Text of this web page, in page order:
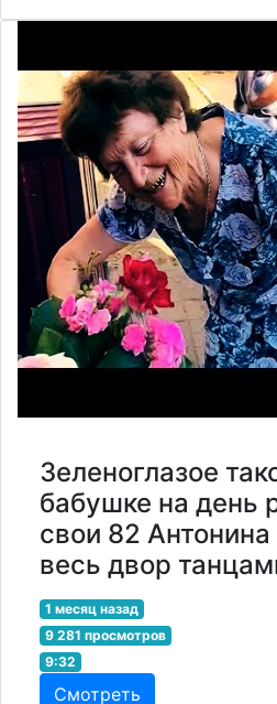
Зеленоглазое
бабушке на день
свои 82
весь двор
1 месяц назад
9 281 просмотров
9:32
Смотреть